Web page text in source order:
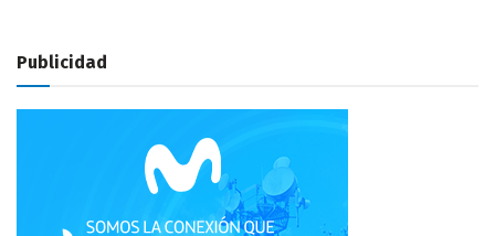
Publicidad